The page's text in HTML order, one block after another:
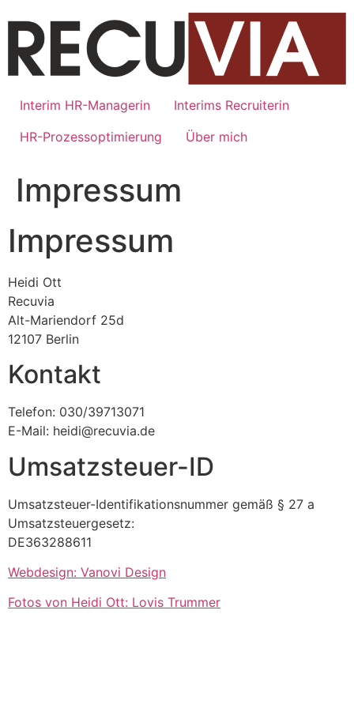
Inhalt
springen
Interim HR-Managerin
Interims Recruiterin
HR-Prozessoptimierung
Über mich
Impressum
Impressum
Heidi Ott
Recuvia
Alt-Mariendorf 25d
12107 Berlin
Kontakt
Telefon: 030/39713071
E-Mail: heidi@recuvia.de
Umsatzsteuer-ID
Umsatzsteuer-Identifikationsnummer gemäß § 27 a
Umsatzsteuergesetz:
DE363288611
Webdesign: Vanovi Design
Fotos von Heidi Ott: Lovis Trummer